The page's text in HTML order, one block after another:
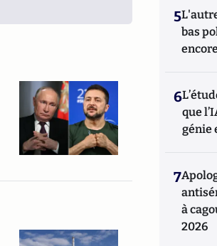
5
bas
6
que
génie
7
à
2026